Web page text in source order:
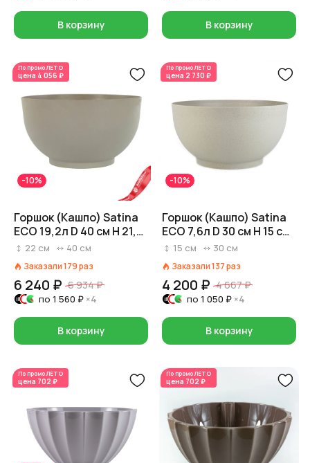
В корзину В корзину
По промоЛЕТО
цена 4 056 ₽
-10%
Горшок (Кашпо) Satina
ECO 19,2л D 40 см H 21,5
см Серый
22 см 40 см
Заказали179раз
6 240 ₽ 6 934 ₽
по 1 560 ₽ ×4
В корзину
По промоЛЕТО
цена 2 730 ₽
-10%
Горшок (Кашпо) Satina
ECO 7,6л D 30 см H 15 см
Серый
15 см 30 см
Заказали137раз
4 200 ₽ 4 667 ₽
по 1 050 ₽ ×4
В корзину
По промоЛЕТО
цена 702 ₽
По промоЛЕТО
цена 702 ₽